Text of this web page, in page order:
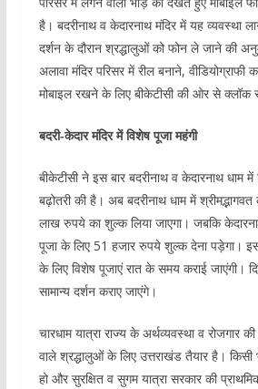
है। बदरीनाथ व केदारनाथ मंदिर में यह व्यवस्था
दर्शन के दौरान श्रद्धालुओं को फोन ले जाने की
अलावा मंदिर परिसर में रील बनाने, वीडियोग्राफी
मोबाइल रखने के लिए बीकेटीसी की ओर से क्लॉक
बदरी-केदार मंदिर में विशेष पूजा महंगी
बीकेटीसी ने इस बार बदरीनाथ व केदारनाथ धाम
बढ़ोतरी की है। अब बदरीनाथ धाम में
लाख रुपये का शुल्क लिया जाएगा। जबकि
पूजा के लिए 51 हजार रुपये शुल्क देना पड़ेगा।
के लिए विशेष पूजाएं रात के समय कराई जाएंगी।
सामान्य दर्शन कराए जाएंगे।
चारधाम यात्रा राज्य के अर्थव्यवस्था व रोजगार
वाले श्रद्धालुओं के लिए उत्तराखंड तैयार है। किसी
हो और सुरक्षित व सुगम यात्रा सरकार की